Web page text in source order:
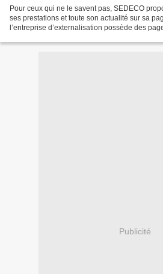
Pour ceux qui ne le savent pas, SEDECO
ses prestations et toute son actualité sur sa
l’entreprise d’externalisation possède des
Publicité